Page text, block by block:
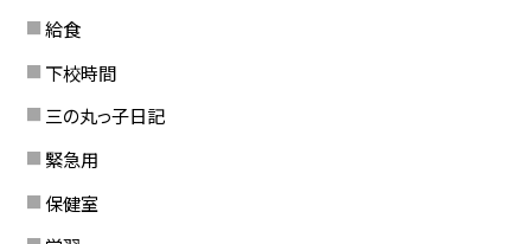
給食
下校時間
三の丸っ子日記
緊急用
保健室